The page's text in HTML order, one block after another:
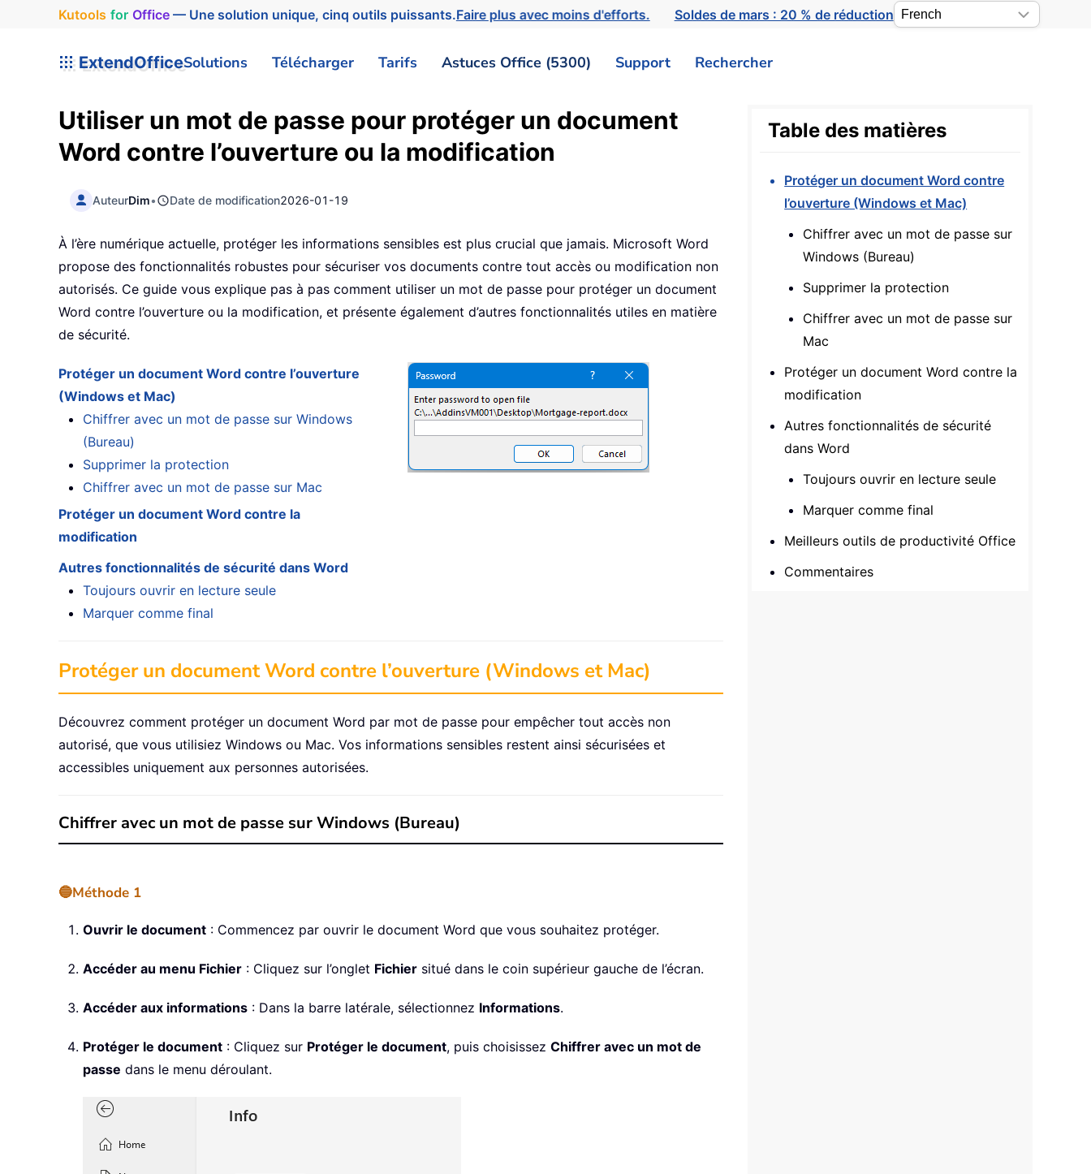
Kutools for Office— Une solution unique, cinq outils puissants.Faire plus avec moins d'efforts. Soldes de mars : 20 % de réduction
ExtendOfficeSolutions Télécharger Tarifs Astuces Office (5300) Support Rechercher
Utiliser un mot de passe pour protéger un document
Word contre l’ouverture ou la modification
AuteurDim• Date de modification2026-01-19
À l’ère numérique actuelle, protéger les informations sensibles est plus crucial que jamais. Microsoft Word
propose des fonctionnalités robustes pour sécuriser vos documents contre tout accès ou modification non
autorisés. Ce guide vous explique pas à pas comment utiliser un mot de passe pour protéger un document
Word contre l’ouverture ou la modification, et présente également d’autres fonctionnalités utiles en matière
de sécurité.
Protéger un document Word contre l’ouverture
(Windows et Mac)
Chiffrer avec un mot de passe sur Windows
(Bureau)
Supprimer la protection
Chiffrer avec un mot de passe sur Mac
Protéger un document Word contre la
modification
Autres fonctionnalités de sécurité dans Word
Toujours ouvrir en lecture seule
Marquer comme final
Protéger un document Word contre l’ouverture (Windows et Mac)
Découvrez comment protéger un document Word par mot de passe pour empêcher tout accès non
autorisé, que vous utilisiez Windows ou Mac. Vos informations sensibles restent ainsi sécurisées et
accessibles uniquement aux personnes autorisées.
Chiffrer avec un mot de passe sur Windows (Bureau)
🔵Méthode 1
Ouvrir le document : Commencez par ouvrir le document Word que vous souhaitez protéger.
Accéder au menu Fichier : Cliquez sur l’onglet Fichier situé dans le coin supérieur gauche de l’écran.
Accéder aux informations : Dans la barre latérale, sélectionnez Informations.
Protéger le document : Cliquez sur Protéger le document, puis choisissez Chiffrer avec un mot de
passe dans le menu déroulant.
Table des matières
Protéger un document Word contre
l’ouverture (Windows et Mac)
Chiffrer avec un mot de passe sur
Windows (Bureau)
Supprimer la protection
Chiffrer avec un mot de passe sur
Mac
Protéger un document Word contre la
modification
Autres fonctionnalités de sécurité
dans Word
Toujours ouvrir en lecture seule
Marquer comme final
Meilleurs outils de productivité Office
Commentaires